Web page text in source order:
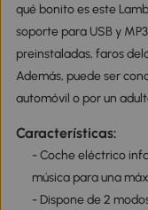
qué bonito es este
soporte para USB y
preinstaladas, faros
Además, puede ser
automóvil o por un
Características:
- Coche eléctrico
música para una
- Dispone de 2